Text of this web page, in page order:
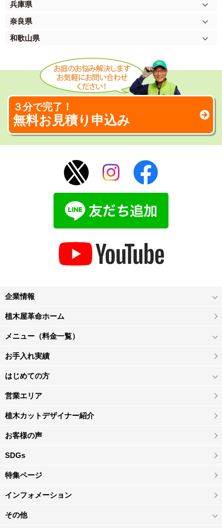
兵庫県
奈良県
和歌山県
３分で完了！
無料お見積り申込み
企業情報
植木屋革命ホーム
メニュー（料金一覧）
お手入れ実績
はじめての方
営業エリア
植木カットデザイナー紹介
お客様の声
SDGs
特集ページ
インフォメーション
その他